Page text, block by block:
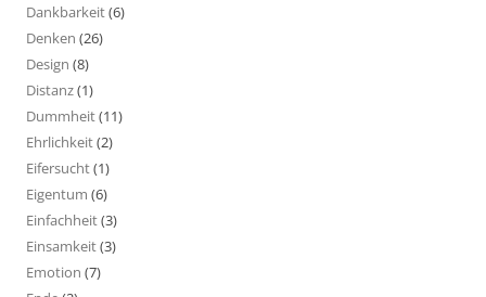
Dankbarkeit(6)
Denken (26)
Design (8)
Distanz(1)
Dummheit(11)
Ehrlichkeit(2)
Eifersucht(1)
Eigentum (6)
Einfachheit(3)
Einsamkeit(3)
Emotion (7)